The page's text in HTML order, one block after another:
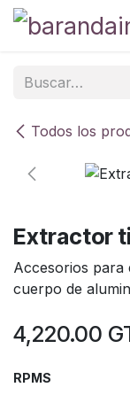
Ir al contenido
Todos los
Extractor
Accesorios
cuerpo de
4,220.00
RPMS